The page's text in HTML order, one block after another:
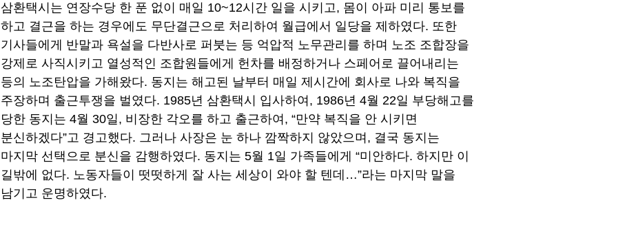
삼환택시는 연장수당 한 푼 없이 매일 10~12시간 일을 시키고, 몸이 아파 미리 통보를
하고 결근을 하는 경우에도 무단결근으로 처리하여 월급에서 일당을 제하였다. 또한
기사들에게 반말과 욕설을 다반사로 퍼붓는 등 억압적 노무관리를 하며 노조 조합장을
강제로 사직시키고 열성적인 조합원들에게 헌차를 배정하거나 스페어로 끌어내리는
등의 노조탄압을 가해왔다. 동지는 해고된 날부터 매일 제시간에 회사로 나와 복직을
주장하며 출근투쟁을 벌였다. 1985년 삼환택시 입사하여, 1986년 4월 22일 부당해고를
당한 동지는 4월 30일, 비장한 각오를 하고 출근하여, “만약 복직을 안 시키면
분신하겠다”고 경고했다. 그러나 사장은 눈 하나 깜짝하지 않았으며, 결국 동지는
마지막 선택으로 분신을 감행하였다. 동지는 5월 1일 가족들에게 “미안하다. 하지만 이
길밖에 없다. 노동자들이 떳떳하게 잘 사는 세상이 와야 할 텐데…”라는 마지막 말을
남기고 운명하였다.